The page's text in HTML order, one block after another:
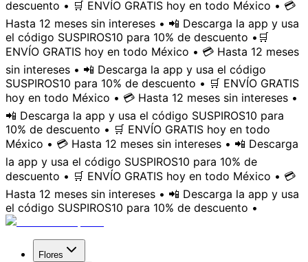
descuento • 🛒 ENVÍO GRATIS hoy en todo México • 💳
Hasta 12 meses sin intereses • 📲 Descarga la app y usa
el código SUSPIROS10 para 10% de descuento • 🛒
ENVÍO GRATIS hoy en todo México • 💳 Hasta 12 meses
sin intereses • 📲 Descarga la app y usa el código
SUSPIROS10 para 10% de descuento • 🛒 ENVÍO GRATIS
hoy en todo México • 💳 Hasta 12 meses sin intereses •
📲 Descarga la app y usa el código SUSPIROS10 para
10% de descuento • 🛒 ENVÍO GRATIS hoy en todo
México • 💳 Hasta 12 meses sin intereses • 📲 Descarga
la app y usa el código SUSPIROS10 para 10% de
descuento • 🛒 ENVÍO GRATIS hoy en todo México • 💳
Hasta 12 meses sin intereses • 📲 Descarga la app y usa
el código SUSPIROS10 para 10% de descuento •
Flores